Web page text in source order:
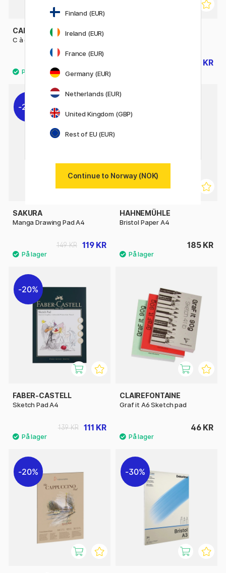
CANSON
C à grain Rull 180g 0.75 x 10 m
111 KR
20%
SAKURA
Manga Drawing Pad A4
119 KR
149 KR
HAHNEMÜHLE
Bristol Paper A4
185 KR
20%
FABER-CASTELL
Sketch Pad A4
111 KR
139 KR
CLAIREFONTAINE
Graf it A6 Sketch pad
46 KR
20% 30%
Finland (EUR)
Ireland (EUR)
France (EUR)
Germany (EUR)
Netherlands (EUR)
United Kingdom (GBP)
Rest of EU (EUR)
Continue to Norway (NOK)